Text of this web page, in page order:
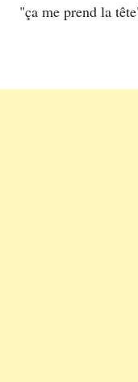
"ça me prend la